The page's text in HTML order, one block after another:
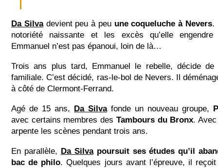
Da Silvadevient peu à peu une coqueluche à Nevers.
notoriété naissante et les excès qu’elle engendre
Emmanuel n’est pas épanoui, loin de là…
Trois ans plus tard, Emmanuel le rebelle, décide
familiale. C’est décidé, ras-le-bol de Nevers. Il
à côté de Clermont-Ferrand.
Agé de 15 ans, Da Silvafonde un nouveau groupe,
avec certains membres des Tambours du Bronx.
arpente les scènes pendant trois ans.
En parallèle, Da Silvapoursuit ses études qu’il
bac de philo. Quelques jours avant l’épreuve, il